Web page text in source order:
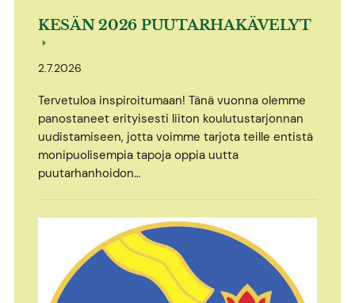
KESÄN 2026 PUUTARHAKÄVELYT
2.7.2026
Tervetuloa inspiroitumaan! Tänä vuonna olemme
panostaneet erityisesti liiton koulutustarjonnan
uudistamiseen, jotta voimme tarjota teille entistä
monipuolisempia tapoja oppia uutta
puutarhanhoidon…